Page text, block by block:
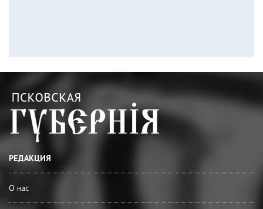
РЕДАКЦИЯ
О нас